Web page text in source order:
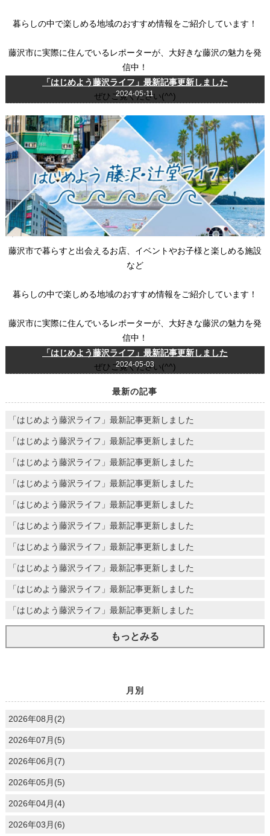
「はじめよう藤沢ライフ」最新記事更新しました
2024-05-11
暮らしの中で楽しめる地域のおすすめ情報をご紹介しています！
藤沢市に実際に住んでいるレポーターが、大好きな藤沢の魅力を発
信中！
ぜひご覧ください(^^)
「はじめよう藤沢ライフ」最新記事更新しました
2024-05-03
藤沢市で暮らすと出会えるお店、イベントやお子様と楽しめる施設
など
暮らしの中で楽しめる地域のおすすめ情報をご紹介しています！
藤沢市に実際に住んでいるレポーターが、大好きな藤沢の魅力を発
信中！
ぜひご覧ください(^^)
最新の記事
「はじめよう藤沢ライフ」最新記事更新しました
「はじめよう藤沢ライフ」最新記事更新しました
「はじめよう藤沢ライフ」最新記事更新しました
「はじめよう藤沢ライフ」最新記事更新しました
「はじめよう藤沢ライフ」最新記事更新しました
「はじめよう藤沢ライフ」最新記事更新しました
「はじめよう藤沢ライフ」最新記事更新しました
「はじめよう藤沢ライフ」最新記事更新しました
「はじめよう藤沢ライフ」最新記事更新しました
「はじめよう藤沢ライフ」最新記事更新しました
もっとみる
月別
2026年08月(2)
2026年07月(5)
2026年06月(7)
2026年05月(5)
2026年04月(4)
2026年03月(6)